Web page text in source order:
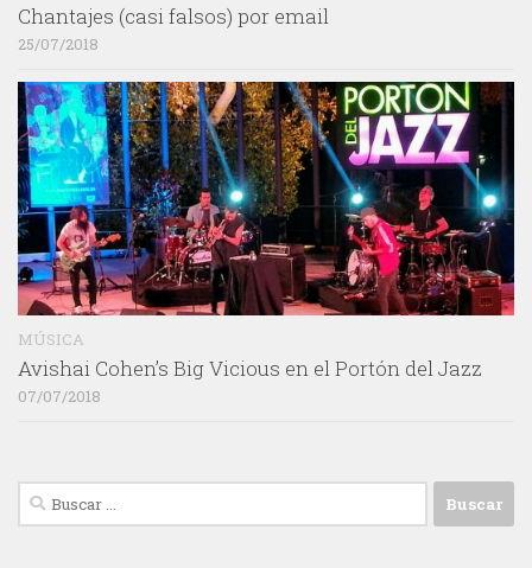
Chantajes (casi falsos) por email
25/07/2018
MÚSICA
Avishai Cohen’s Big Vicious en el Portón del Jazz
07/07/2018
Buscar: